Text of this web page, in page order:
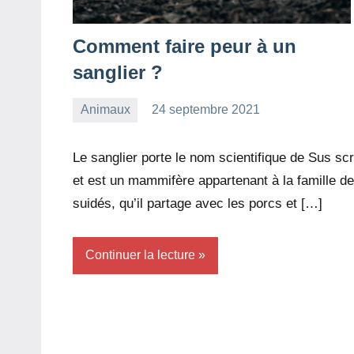
Comment faire peur à un
sanglier ?
Animaux
24 septembre 2021
Le sanglier porte le nom scientifique de Sus
et est un mammifère appartenant à la famille
suidés, qu’il partage avec les porcs et […]
Continuer la lecture